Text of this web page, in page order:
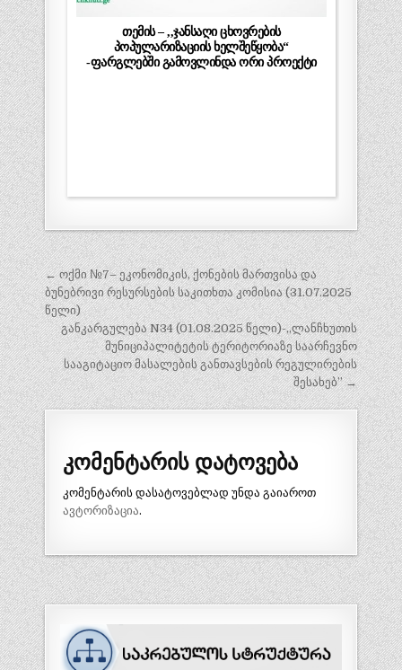
თემის – ,,ჯანსაღი ცხოვრების
პოპულარიზაციის ხელშეწყობა“
-ფარგლებში გამოვლინდა ორი პროექტი
პოსტის
ნავიგაცია
← ოქმი №7– ეკონომიკის, ქონების მართვისა და
ბუნებრივი რესურსების საკითხთა კომისია (31.07.2025
წელი)
განკარგულება N34 (01.08.2025 წელი)-,,ლანჩხუთის
მუნიციპალიტეტის ტერიტორიაზე საარჩევნო
სააგიტაციო მასალების განთავსების რეგულირების
შესახებ” →
კომენტარის დატოვება
კომენტარის დასატოვებლად უნდა გაიაროთ
ავტორიზაცია.